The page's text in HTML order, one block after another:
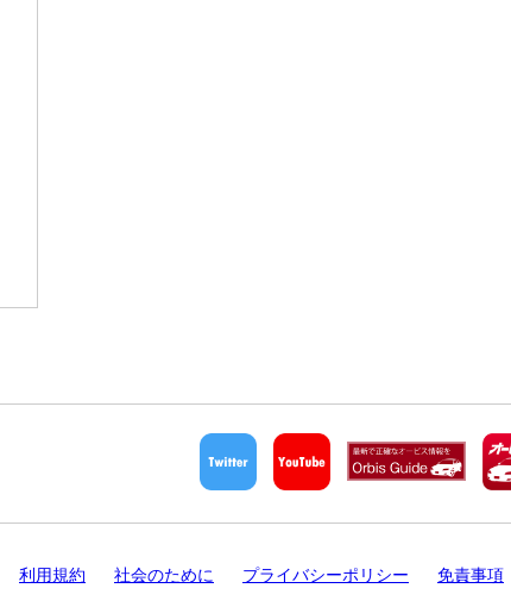
利用規約 社会のために プライバシーポリシー 免責事項